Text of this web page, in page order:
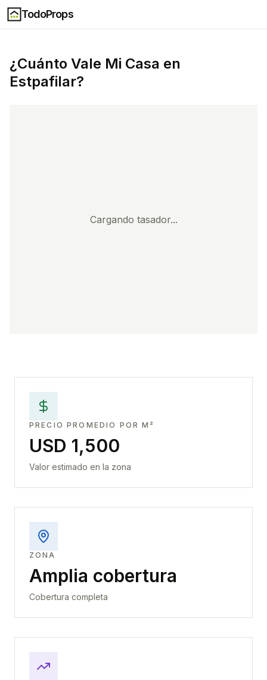
TodoProps
¿Cuánto Vale Mi Casa en
Estpafilar?
Cargando tasador...
PRECIO PROMEDIO POR M²
USD 1,500
Valor estimado en la zona
ZONA
Amplia cobertura
Cobertura completa